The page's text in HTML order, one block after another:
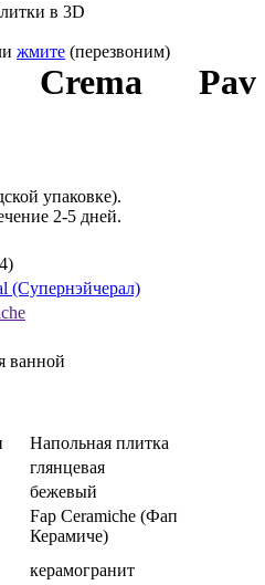
в 3D
жмите (перезвоним)
Crema Pav
упаковке).
2-5 дней.
(Супернэйчерал)
ванной
Напольная плитка
глянцевая
бежевый
Fap Ceramiche (Фап
Керамиче)
керамогранит